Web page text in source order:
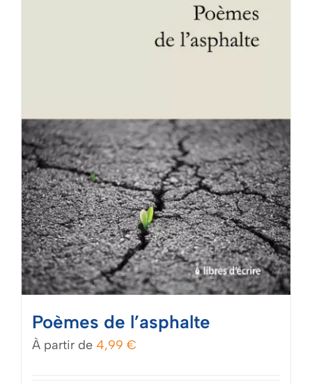
Poèmes de l’asphalte
À partir de 4,99 €